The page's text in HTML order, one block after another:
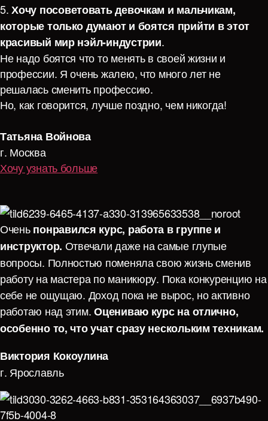
5.Хочу посоветовать девочкам и мальчикам,
которые только думают и боятся прийти в этот
красивый мир нэйл-индустрии.
Не надо боятся что то менять в своей жизни и
профессии. Я очень жалею, что много лет не
решалась сменить профессию.
Но, как говорится, лучше поздно, чем никогда!
Татьяна Войнова
г. Москва
Хочу узнать больше
Оченьпонравился курс, работа в группе и
инструктор. Отвечали даже на самые глупые
вопросы. Полностью поменяла свою жизнь сменив
работу на мастера по маникюру. Пока конкуренцию на
себе не ощущаю. Доход пока не вырос, но активно
работаю над этим.Оцениваю курс на отлично,
особенно то, что учат сразу нескольким техникам.
Виктория Кокоулина
г. Ярославль